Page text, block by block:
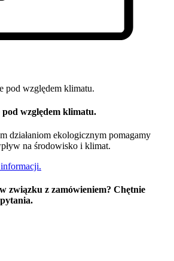
względem klimatu.
działaniom ekologicznym pomagamy
na środowisko i klimat.
związku z zamówieniem? Chętnie